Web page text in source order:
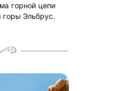
горной цепи
горы Эльбрус.